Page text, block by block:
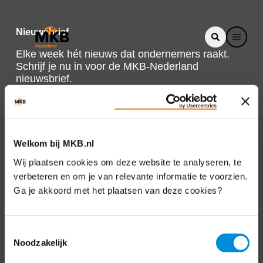
Welkom bij MKB.nl
Wij plaatsen cookies om deze website te analyseren, te
verbeteren en om je van relevante informatie te voorzien.
Ga je akkoord met het plaatsen van deze cookies?
Noodzakelijk
Nieuwsbrief
Elke week hét nieuws dat ondernemers raakt.
Schrijf je nu in voor de MKB-Nederland
nieuwsbrief.
Direct naar
Over ons
Bezuidenhoutseweg 12